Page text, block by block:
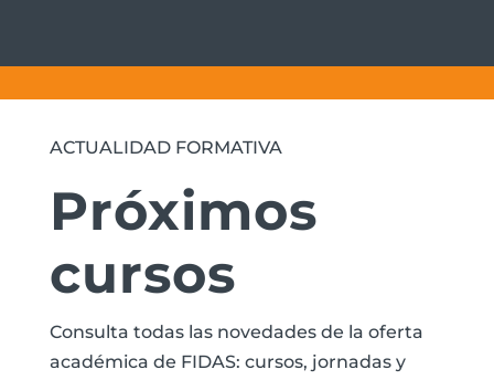
ACTUALIDAD FORMATIVA
Próximos
cursos
Consulta todas las novedades de la oferta
académica de FIDAS: cursos, jornadas y